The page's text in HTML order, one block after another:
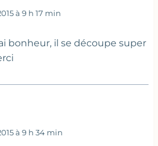
à 9 h 17 min
bonheur, il se découpe super
à 9 h 34 min